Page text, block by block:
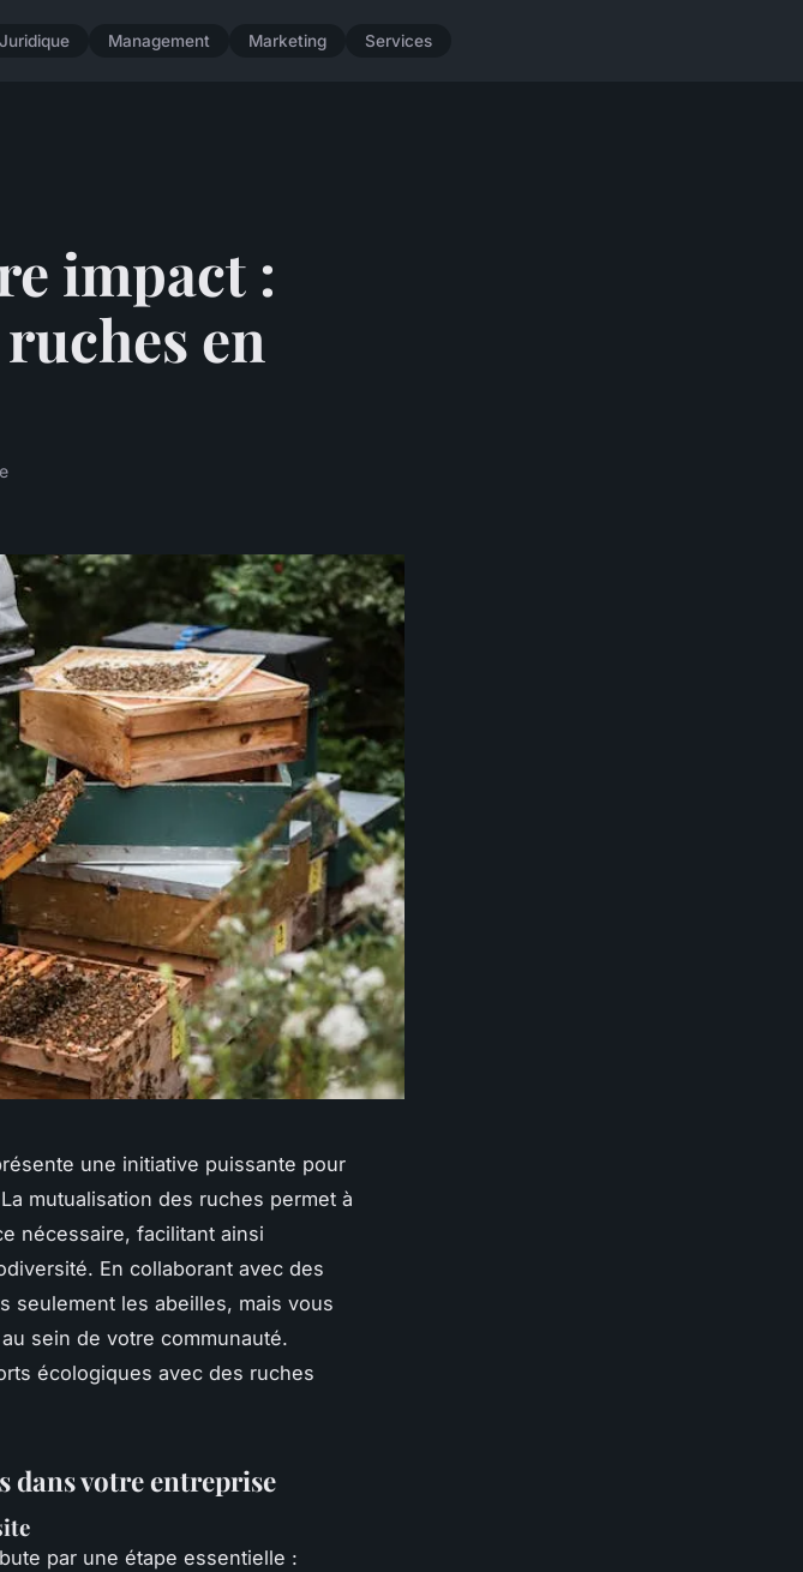
Juridique Management Marketing Services
impact :
en
une initiative puissante pour
mutualisation des ruches permet à
nécessaire, facilitant ainsi
En collaborant avec des
seulement les abeilles, mais vous
sein de votre communauté.
écologiques avec des ruches
dans votre entreprise
par une étape essentielle :